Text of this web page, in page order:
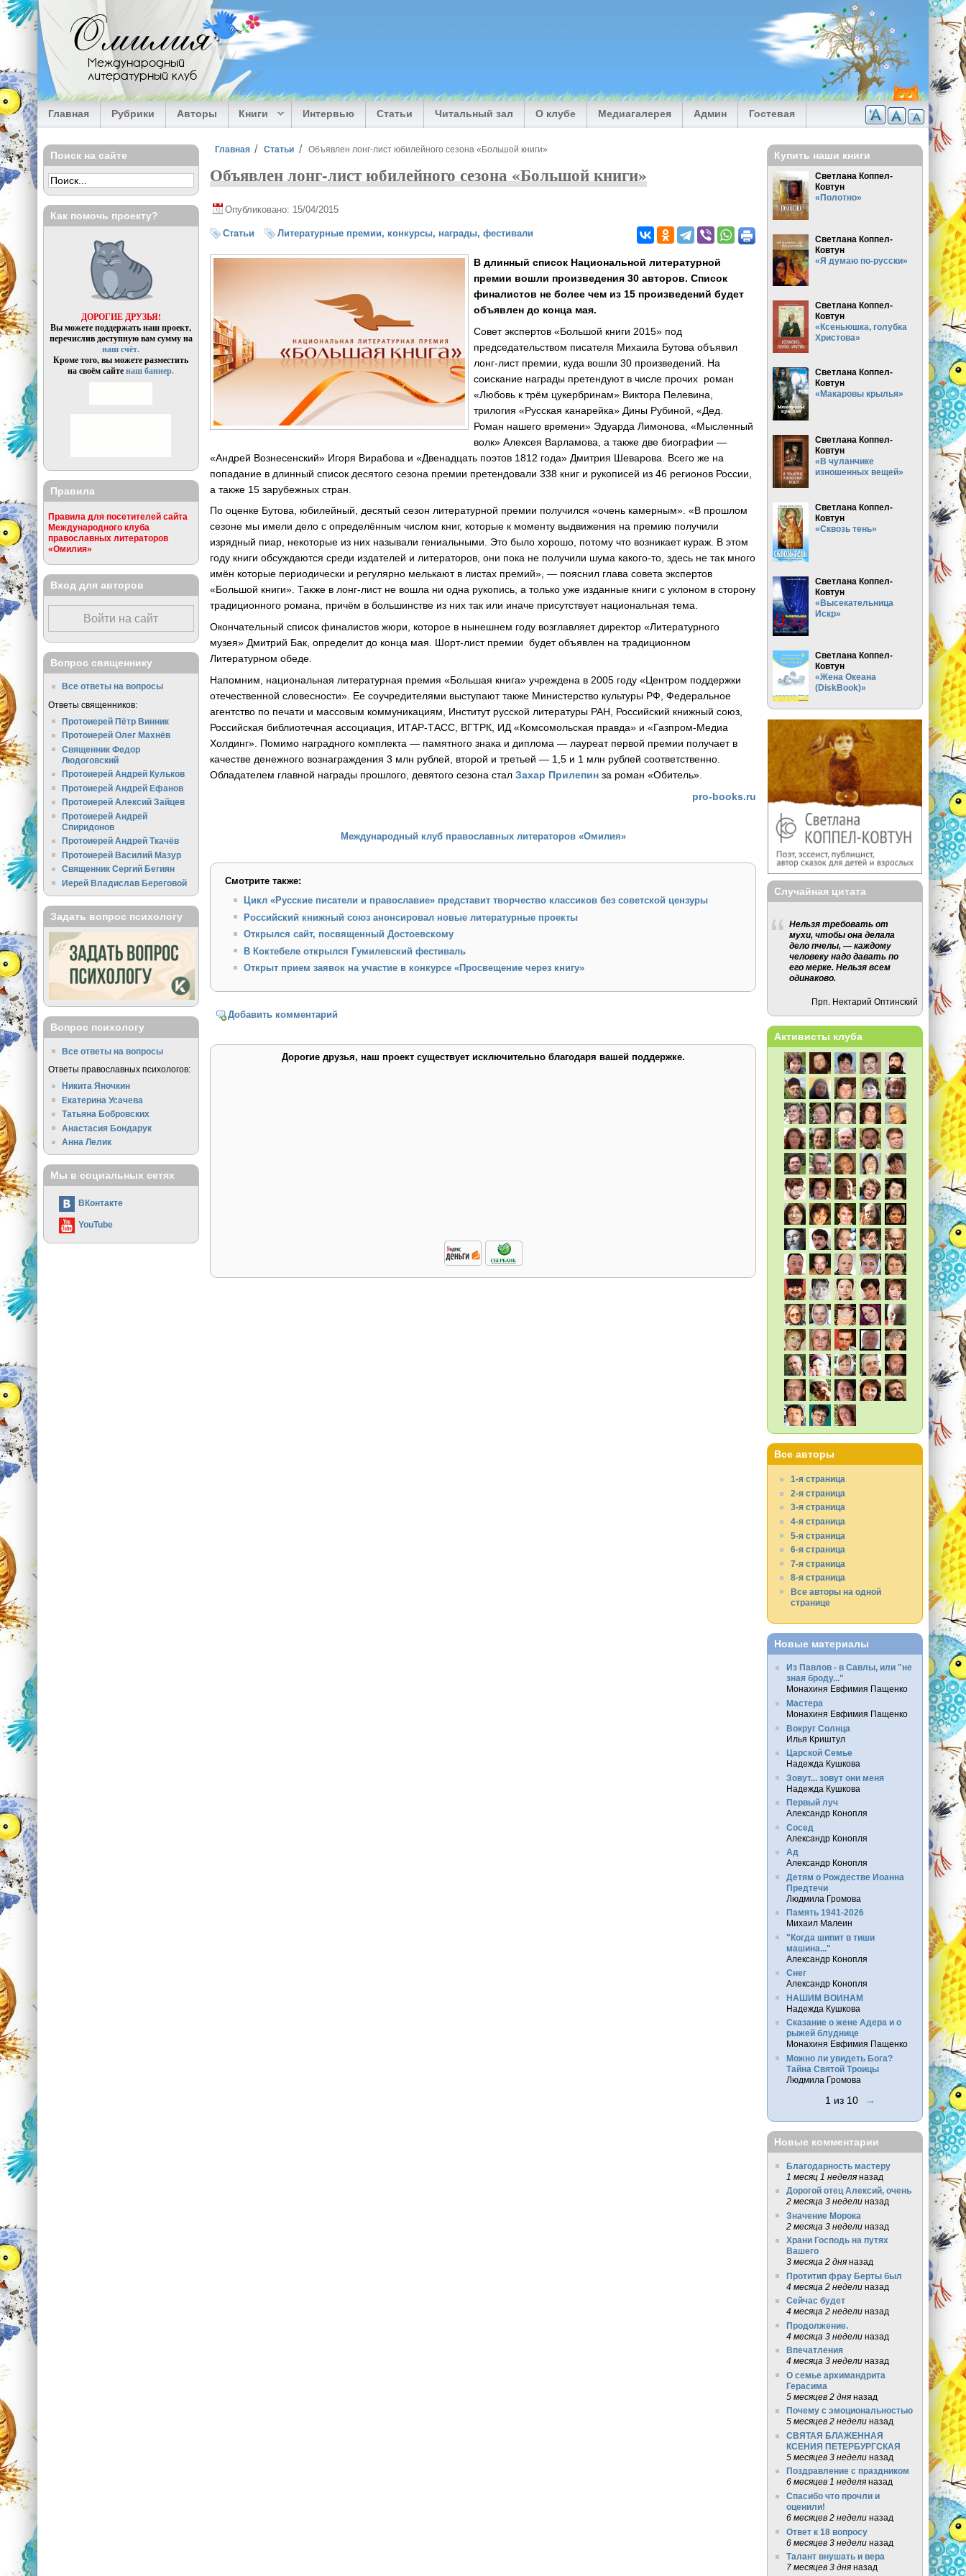
Перейти к основному содержанию
Омилия
Международный
литературный клуб
Главная Рубрики Авторы Книги Интервью Статьи Читальный зал О клубе Медиагалерея Админ Гостевая
Вы здесь
Главная Статьи Объявлен лонг-лист юбилейного сезона «Большой книги»
Объявлен лонг-лист юбилейного сезона «Большой книги»
Опубликовано: 15/04/2015
Статьи Литературные премии, конкурсы, награды, фестивали
В длинный список Национальной литературной
премии вошли произведения 30 авторов. Список
финалистов не более чем из 15 произведений будет
объявлен до конца мая.
Совет экспертов «Большой книги 2015» под
председательством писателя Михаила Бутова объявил
лонг-лист премии, куда вошли 30 произведений. На
соискание награды претендуют в числе прочих роман
«Любовь к трём цукербринам» Виктора Пелевина,
трилогия «Русская канарейка» Дины Рубиной, «Дед.
Роман нашего времени» Эдуарда Лимонова, «Мысленный
волк» Алексея Варламова, а также две биографии —
«Андрей Вознесенский» Игоря Вирабова и «Двенадцать поэтов 1812 года» Дмитрия Шеварова. Всего же на
попадание в длинный список десятого сезона премии претендовали 338 книг и рукописей из 46 регионов России,
а также 15 зарубежных стран.
По оценке Бутова, юбилейный, десятый сезон литературной премии получился «очень камерным». «В прошлом
сезоне мы имели дело с определённым числом книг, которые к моменту выдвижения на премию получили
изрядный пиар, некоторые из них называли гениальными. Это было хорошо, потому что возникает кураж. В этом
году книги обсуждаются среди издателей и литераторов, они пока не получили шума какого-то, здесь не так много
имён которые периодически и регулярно мелькают в листах премий», — пояснил глава совета экспертов
«Большой книги». Также в лонг-лист не вошла ни одна рукопись, а только уже изданные книги с уклоном в сторону
традиционного романа, причём в большинстве из них так или иначе присутствует национальная тема.
Окончательный список финалистов жюри, которое в нынешнем году возглавляет директор «Литературного
музея» Дмитрий Бак, определит до конца мая. Шорт-лист премии будет объявлен на традиционном
Литературном обеде.
Напомним, национальная литературная премия «Большая книга» учреждена в 2005 году «Центром поддержки
отечественной словесности». Ее соучредителями выступают также Министерство культуры РФ, Федеральное
агентство по печати и массовым коммуникациям, Институт русской литературы РАН, Российский книжный союз,
Российская библиотечная ассоциация, ИТАР-ТАСС, ВГТРК, ИД «Комсомольская правда» и «Газпром-Медиа
Холдинг». Помимо наградного комплекта — памятного знака и диплома — лауреат первой премии получает в
качестве денежного вознаграждения 3 млн рублей, второй и третьей — 1,5 и 1 млн рублей соответственно.
Обладателем главной награды прошлого, девятого сезона сталЗахар Прилепин за роман «Обитель».
pro-books.ru
Международный клуб православных литераторов «Омилия»
Смотрите также:
Цикл «Русские писатели и православие» представит творчество классиков без советской цензуры
Российский книжный союз анонсировал новые литературные проекты
Открылся сайт, посвященный Достоевскому
В Коктебеле открылся Гумилевский фестиваль
Открыт прием заявок на участие в конкурсе «Просвещение через книгу»
Добавить комментарий
Дорогие друзья, наш проект существует исключительно благодаря вашей поддержке.
Поиск на сайте
Как помочь проекту?
ДОРОГИЕ ДРУЗЬЯ!
Вы можете поддержать наш проект,
перечислив доступную вам сумму на
наш счёт.
Кроме того, вы можете разместить
на своём сайтенаш баннер.
Правила
Правила для посетителей сайта
Международного клуба
православных литераторов
«Омилия»
Вход для авторов
Войти на сайт
Вопрос священнику
Все ответы на вопросы
Ответы священников:
Протоиерей Пётр Винник
Протоиерей Олег Махнёв
Священник Федор
Людоговский
Протоиерей Андрей Кульков
Протоиерей Андрей Ефанов
Протоиерей Алексий Зайцев
Протоиерей Андрей
Спиридонов
Протоиерей Андрей Ткачёв
Протоиерей Василий Мазур
Священник Сергий Бегиян
Иерей Владислав Береговой
Задать вопрос психологу
Вопрос психологу
Все ответы на вопросы
Ответы православных психологов:
Никита Яночкин
Екатерина Усачева
Татьяна Бобровских
Анастасия Бондарук
Анна Лелик
Мы в социальных сетях
ВКонтакте
YouTube
Купить наши книги
Светлана Коппел-
Ковтун
«Полотно»
Светлана Коппел-
Ковтун
«Я думаю по-русски»
Светлана Коппел-
Ковтун
«Ксеньюшка, голубка
Христова»
Светлана Коппел-
Ковтун
«Макаровы крылья»
Светлана Коппел-
Ковтун
«В чуланчике
изношенных вещей»
Светлана Коппел-
Ковтун
«Сквозь тень»
Светлана Коппел-
Ковтун
«Высекательница
Искр»
Светлана Коппел-
Ковтун
«Жена Океана
(DiskBook)»
Случайная цитата
Нельзя требовать от
мухи, чтобы она делала
дело пчелы, — каждому
человеку надо давать по
его мерке. Нельзя всем
одинаково.
Прп. Нектарий Оптинский
Активисты клуба
Все авторы
1-я страница
2-я страница
3-я страница
4-я страница
5-я страница
6-я страница
7-я страница
8-я страница
Все авторы на одной
странице
Новые материалы
Из Павлов - в Савлы, или "не
зная броду..."
Монахиня Евфимия Пащенко
Мастера
Монахиня Евфимия Пащенко
Вокруг Солнца
Илья Криштул
Царской Семье
Надежда Кушкова
Зовут... зовут они меня
Надежда Кушкова
Первый луч
Александр Конопля
Сосед
Александр Конопля
Ад
Александр Конопля
Детям о Рождестве Иоанна
Предтечи
Людмила Громова
Память 1941-2026
Михаил Малеин
"Когда шипит в тиши
машина..."
Александр Конопля
Снег
Александр Конопля
НАШИМ ВОИНАМ
Надежда Кушкова
Сказание о жене Адера и о
рыжей блуднице
Монахиня Евфимия Пащенко
Можно ли увидеть Бога?
Тайна Святой Троицы
Людмила Громова
1 из 10 →
Новые комментарии
Благодарность мастеру
1 месяц 1 неделяназад
Дорогой отец Алексий, очень
2 месяца 3 неделиназад
Значение Морока
2 месяца 3 неделиназад
Храни Господь на путях
Вашего
3 месяца 2 дняназад
Протитип фрау Берты был
4 месяца 2 неделиназад
Сейчас будет
4 месяца 2 неделиназад
Продолжение.
4 месяца 3 неделиназад
Впечатления
4 месяца 3 неделиназад
О семье архимандрита
Герасима
5 месяцев 2 дняназад
Почему с эмоциональностью
5 месяцев 2 неделиназад
СВЯТАЯ БЛАЖЕННАЯ
КСЕНИЯ ПЕТЕРБУРГСКАЯ
5 месяцев 3 неделиназад
Поздравление с праздником
6 месяцев 1 неделяназад
Спасибо что прочли и
оценили!
6 месяцев 2 неделиназад
Ответ к 18 вопросу
6 месяцев 3 неделиназад
Талант внушать и вера
7 месяцев 3 дняназад